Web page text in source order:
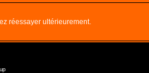
réessayer ultérieurement.